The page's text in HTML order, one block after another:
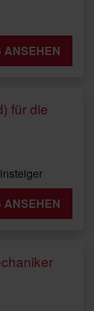
ANSEHEN
für die
ANSEHEN